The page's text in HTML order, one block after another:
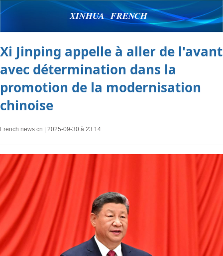
XINHUA FRENCH
Xi Jinping appelle à aller de l'avant
avec détermination dans la
promotion de la modernisation
chinoise
French.news.cn | 2025-09-30 à 23:14